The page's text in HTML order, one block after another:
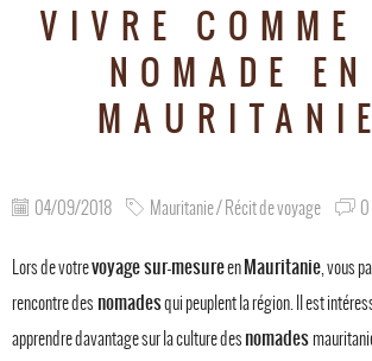
VIVRE COMME
NOMADE EN
MAURITANIE
04/09/2018 Mauritanie / Récit de voyage 0
Lors de votrevoyage sur-mesureenMauritanie, vous
rencontre des nomadesqui peuplent la région. Il est
apprendre davantage sur la culture des nomades